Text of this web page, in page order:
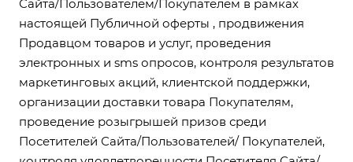
Сайта/Пользователем/Покупателем в рамках
настоящей Публичной оферты , продвижения
Продавцом товаров и услуг, проведения
электронных и sms опросов, контроля результатов
маркетинговых акций, клиентской поддержки,
организации доставки товара Покупателям,
проведение розыгрышей призов среди
Посетителей Сайта/Пользователей/ Покупателей,